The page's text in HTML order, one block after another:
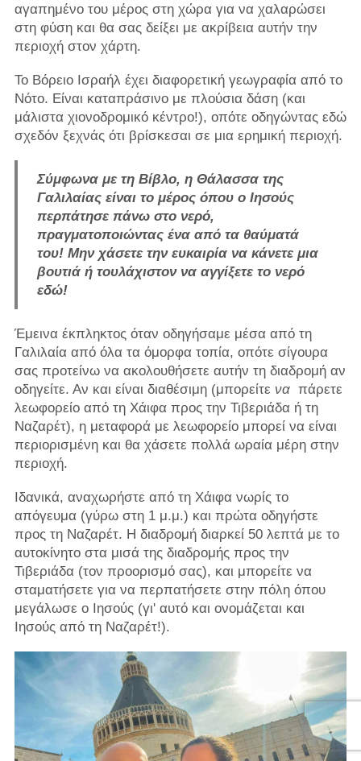
αγαπημένο του μέρος στη χώρα για να χαλαρώσει
στη φύση και θα σας δείξει με ακρίβεια αυτήν την
περιοχή στον χάρτη.
Το Βόρειο Ισραήλ έχει διαφορετική γεωγραφία από το
Νότο. Είναι καταπράσινο με πλούσια δάση (και
μάλιστα χιονοδρομικό κέντρο!), οπότε οδηγώντας εδώ
σχεδόν ξεχνάς ότι βρίσκεσαι σε μια ερημική περιοχή.
Σύμφωνα με τη Βίβλο, η Θάλασσα της
Γαλιλαίας είναι το μέρος όπου ο Ιησούς
περπάτησε πάνω στο νερό,
πραγματοποιώντας ένα από τα θαύματά
του! Μην χάσετε την ευκαιρία να κάνετε μια
βουτιά ή τουλάχιστον να αγγίξετε το νερό
εδώ!
Έμεινα έκπληκτος όταν οδηγήσαμε μέσα από τη
Γαλιλαία από όλα τα όμορφα τοπία, οπότε σίγουρα
σας προτείνω να ακολουθήσετε αυτήν τη διαδρομή αν
οδηγείτε. Αν και είναι διαθέσιμη (μπορείτε ναπάρετε
λεωφορείο από τη Χάιφα προς την Τιβεριάδα ή τη
Ναζαρέτ), η μεταφορά με λεωφορείο μπορεί να είναι
περιορισμένη και θα χάσετε πολλά ωραία μέρη στην
περιοχή.
Ιδανικά, αναχωρήστε από τη Χάιφα νωρίς το
απόγευμα (γύρω στη 1 μ.μ.) και πρώτα οδηγήστε
προς τη Ναζαρέτ. Η διαδρομή διαρκεί 50 λεπτά με το
αυτοκίνητο στα μισά της διαδρομής προς την
Τιβεριάδα (τον προορισμό σας), και μπορείτε να
σταματήσετε για να περπατήσετε στην πόλη όπου
μεγάλωσε ο Ιησούς (γι' αυτό και ονομάζεται και
Ιησούς από τη Ναζαρέτ!).